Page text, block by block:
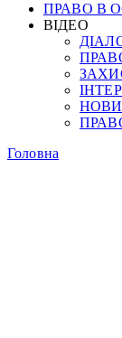
ПРАВО В
ВІДЕО
Головна